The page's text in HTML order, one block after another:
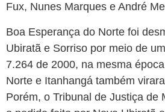
Fux, Nunes Marques e André
Boa Esperança do Norte foi
Ubiratã e Sorriso por meio de
7.264 de 2000, na mesma
Norte e Itanhangá também
Porém, o Tribunal de Justiça de